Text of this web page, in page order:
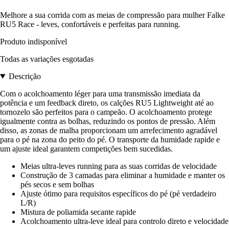
Melhore a sua corrida com as meias de compressão para mulher Falke
RU5 Race - leves, confortáveis e perfeitas para running.
Produto indisponível
Todas as variações esgotadas
Descrição
Com o acolchoamento léger para uma transmissão imediata da
potência e um feedback direto, os calções RU5 Lightweight até ao
tornozelo são perfeitos para o campeão. O acolchoamento protege
igualmente contra as bolhas, reduzindo os pontos de pressão. Além
disso, as zonas de malha proporcionam um arrefecimento agradável
para o pé na zona do peito do pé. O transporte da humidade rapide e
um ajuste ideal garantem competições bem sucedidas.
Meias ultra-leves running para as suas corridas de velocidade
Construção de 3 camadas para eliminar a humidade e manter os
pés secos e sem bolhas
Ajuste ótimo para requisitos específicos do pé (pé verdadeiro
L/R)
Mistura de poliamida secante rapide
Acolchoamento ultra-leve ideal para controlo direto e velocidade